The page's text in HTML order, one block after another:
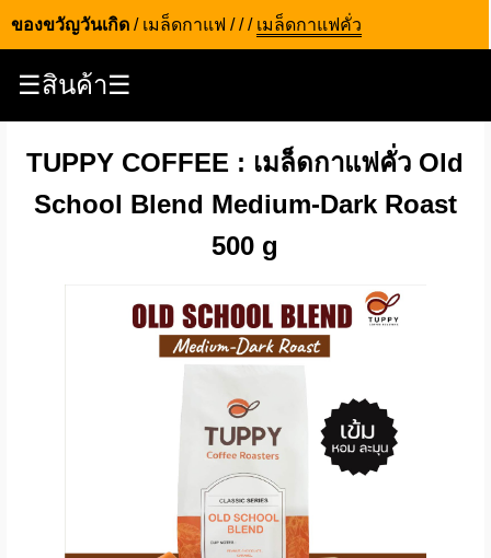
ของขวัญวันเกิด / เมล็ดกาแฟ /// เมล็ดกาแฟคั่ว
☰สินค้า☰
TUPPY COFFEE : เมล็ดกาแฟคั่ว Old
School Blend Medium-Dark Roast
500 g